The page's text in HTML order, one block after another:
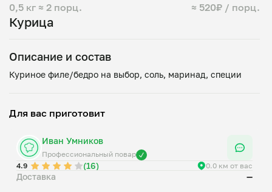
Курица
0,5 кг ≈ 2 порц. ≈ 520₽ / порц.
Описание и состав
Для вас приготовит
Иван Умников
Профессиональный повар
4.9
(16) 0.0 км от вас
Доставка —